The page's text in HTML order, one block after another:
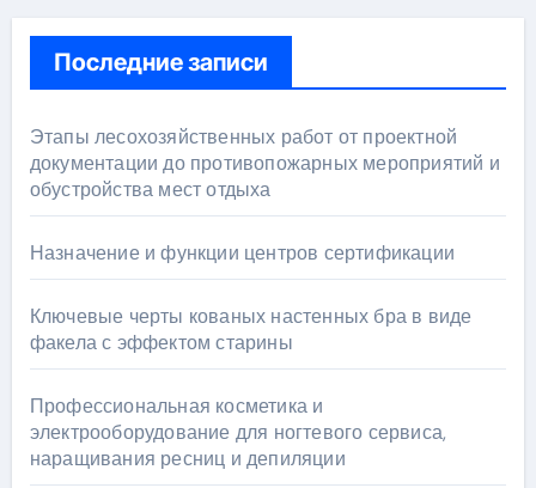
Последние записи
Этапы лесохозяйственных работ от проектной
документации до противопожарных мероприятий и
обустройства мест отдыха
Назначение и функции центров сертификации
Ключевые черты кованых настенных бра в виде
факела с эффектом старины
Профессиональная косметика и
электрооборудование для ногтевого сервиса,
наращивания ресниц и депиляции